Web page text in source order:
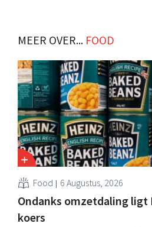
.MEER OVER... FOOD
Food 6 Augustus, 2026
Ondanks omzetdaling ligt
koers